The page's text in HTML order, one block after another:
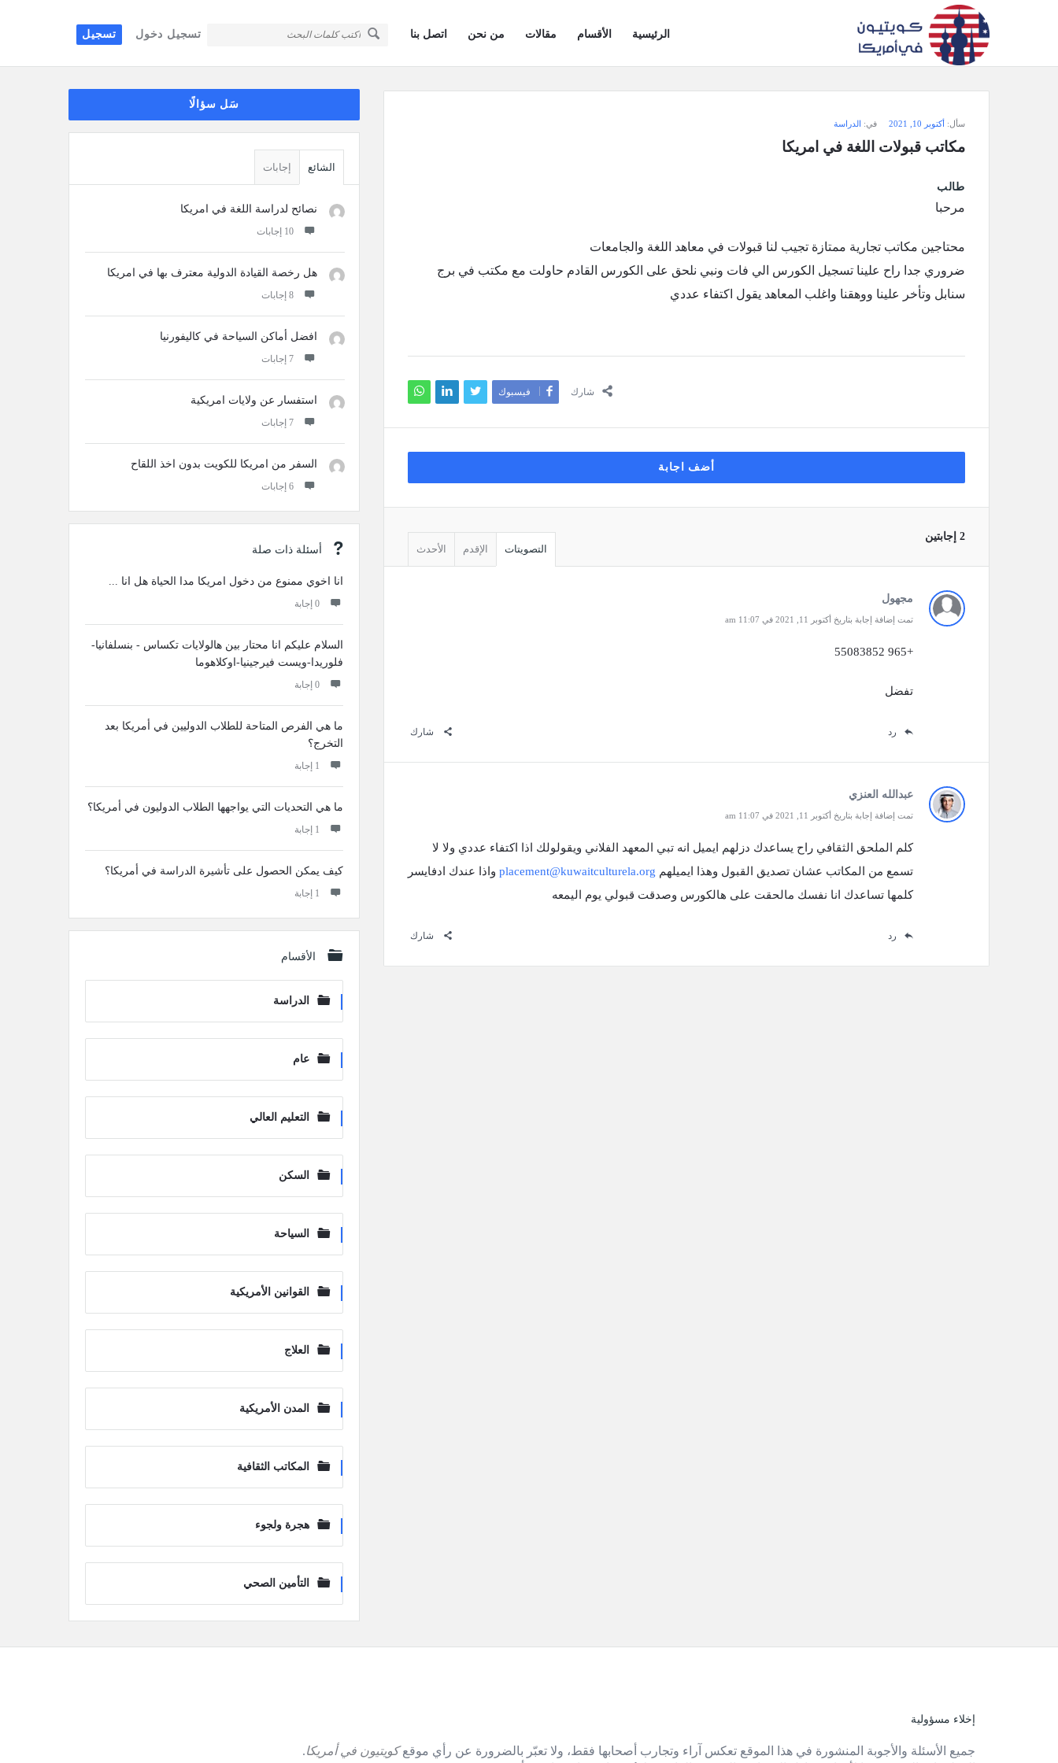
تسجيل دخول تسجيل
وجواب
كويتيون
الرئيسية الأقسام مقالات من نحن اتصل بنا
وجواب
أسئلة
سأل: أكتوبر 10, 2021 في: الدراسة
مكاتب قبولات اللغة في امريكا
طالب
مرحبا
محتاجين مكاتب تجارية ممتازة تجيب لنا قبولات في معاهد اللغة والجامعات
‏ضروري جدا راح علينا تسجيل الكورس الي فات ونبي نلحق على الكورس القادم حاولت مع مكتب في برج
سنابل وتأخر علينا ووهقنا واغلب المعاهد يقول اكتفاء عددي
شارك فيسبوك
أضف اجابة
‫2 إجابتين
التصويتات
الإقدم الأحدث
مجهول
تمت إضافة إجابة بتاريخ أكتوبر 11, 2021 في 11:07 am
+965 55083852
تفضل
رد شارك
عبدالله العنزي
تمت إضافة إجابة بتاريخ أكتوبر 11, 2021 في 11:07 am
كلم الملحق الثقافي راح يساعدك دزلهم ايميل انه تبي المعهد الفلاني ويقولولك اذا اكتفاء عددي ولا لا
تسمع من المكاتب عشان تصديق القبول وهذا ايميلهم placement@kuwaitculturela.org واذا عندك ادفايسر
كلمها تساعدك انا نفسك مالحقت على هالكورس وصدقت قبولي يوم اليمعه
رد شارك
سَل سؤالًا
الشائع إجابات
نصائح لدراسة اللغة في امريكا
‫10 إجابات
هل رخصة القيادة الدولية معترف بها في امريكا
‫8 إجابات
افضل أماكن السياحة في كاليفورنيا
‫7 إجابات
استفسار عن ولايات امريكية
‫7 إجابات
السفر من امريكا للكويت بدون اخذ اللقاح
‫6 إجابات
أسئلة ذات صلة
انا اخوي ممنوع من دخول امريكا مدا الحياة هل انا ...
‫0 إجابة
السلام عليكم انا محتار بين هالولايات تكساس - بنسلفانيا-
فلوريدا-ويست فيرجينيا-اوكلاهوما
‫0 إجابة
ما هي الفرص المتاحة للطلاب الدوليين في أمريكا بعد
التخرج؟
‫1 إجابة
ما هي التحديات التي يواجهها الطلاب الدوليون في أمريكا؟
‫1 إجابة
كيف يمكن الحصول على تأشيرة الدراسة في أمريكا؟
‫1 إجابة
الأقسام
الدراسة
عام
التعليم العالي
السكن
السياحة
القوانين الأمريكية
العلاج
المدن الأمريكية
المكاتب الثقافية
هجرة ولجوء
التأمين الصحي
الفوترإخلاء مسؤولية
جميع الأسئلة والأجوبة المنشورة في هذا الموقع تعكس آراء وتجارب أصحابها فقط، ولا تعبّر بالضرورة عن رأي موقعكويتيون في أمريكا.